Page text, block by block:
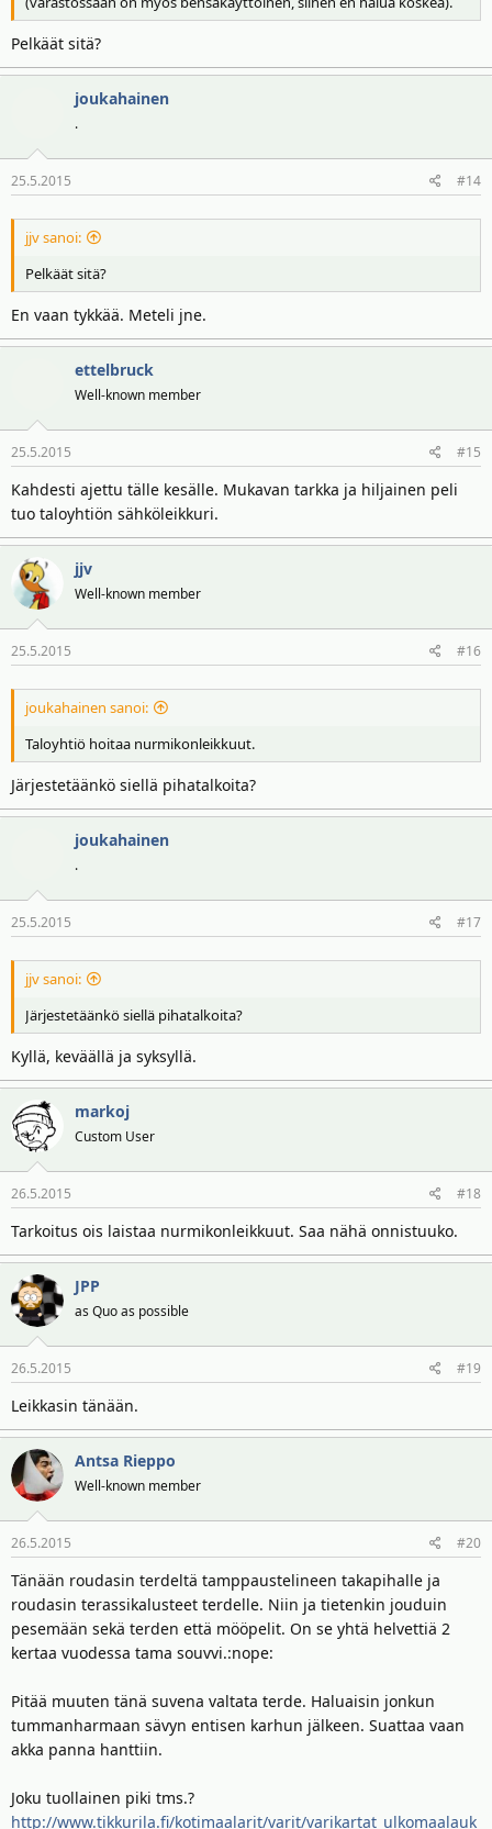
Pelkäät sitä?
joukahainen
.
25.5.2015 #14
jjv sanoi:
Pelkäät sitä?
En vaan tykkää. Meteli jne.
ettelbruck
Well-known member
25.5.2015 #15
Kahdesti ajettu tälle kesälle. Mukavan tarkka ja hiljainen peli
tuo taloyhtiön sähköleikkuri.
jjv
Well-known member
25.5.2015 #16
joukahainen sanoi:
Taloyhtiö hoitaa nurmikonleikkuut.
Järjestetäänkö siellä pihatalkoita?
joukahainen
.
25.5.2015 #17
jjv sanoi:
Järjestetäänkö siellä pihatalkoita?
Kyllä, keväällä ja syksyllä.
markoj
Custom User
26.5.2015 #18
Tarkoitus ois laistaa nurmikonleikkuut. Saa nähä onnistuuko.
JPP
as Quo as possible
26.5.2015 #19
Leikkasin tänään.
Antsa Rieppo
Well-known member
26.5.2015 #20
Tänään roudasin terdeltä tamppaustelineen takapihalle ja
roudasin terassikalusteet terdelle. Niin ja tietenkin jouduin
pesemään sekä terden että mööpelit. On se yhtä helvettiä 2
kertaa vuodessa tama souvvi.:nope:
Pitää muuten tänä suvena valtata terde. Haluaisin jonkun
tummanharmaan sävyn entisen karhun jälkeen. Suattaa vaan
akka panna hanttiin.
Joku tuollainen piki tms.?
http://www.tikkurila.fi/kotimaalarit/varit/varikartat_ulkomaalauk